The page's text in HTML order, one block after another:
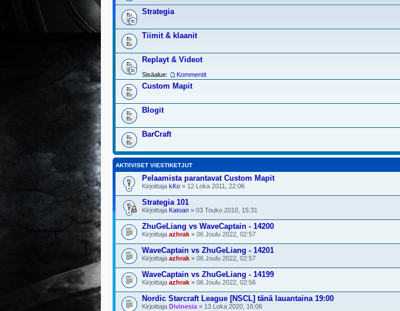
Strategia
Tiimit & klaanit
Replayt & Videot
Sisäalue: Kommentit
Custom Mapit
Blogit
BarCraft
AKTIIVISET VIESTIKETJUT
Pelaamista parantavat Custom Mapit
Kirjoittaja kKo » 12 Loka 2011, 22:06
Strategia 101
Kirjoittaja Katoan » 03 Touko 2010, 15:31
ZhuGeLiang vs WaveCaptain - 14200
Kirjoittaja azhrak » 06 Joulu 2022, 02:57
WaveCaptain vs ZhuGeLiang - 14201
Kirjoittaja azhrak » 06 Joulu 2022, 02:57
WaveCaptain vs ZhuGeLiang - 14199
Kirjoittaja azhrak » 06 Joulu 2022, 02:56
Nordic Starcraft League [NSCL] tänä lauantaina 19:00
Kirjoittaja Divinesia » 13 Loka 2020, 16:06